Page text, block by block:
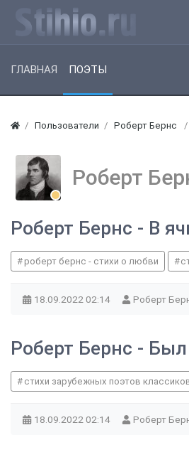
ГЛАВНАЯ ПОЭТЫ
Пользователи Роберт Бернс
Роберт
Роберт Бернс - В
роберт бернс - стихи о любви
18.09.2022 02:14 Роберт
Роберт Бернс -
стихи зарубежных поэтов
18.09.2022 02:14 Роберт